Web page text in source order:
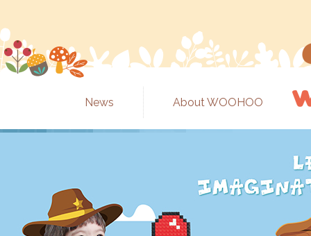
News About WOOHOO